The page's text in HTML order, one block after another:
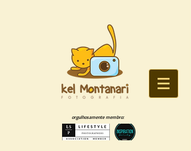
orgulhosamente membro: